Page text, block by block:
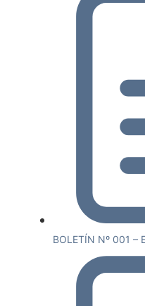
BOLETÍN Nº 001 –